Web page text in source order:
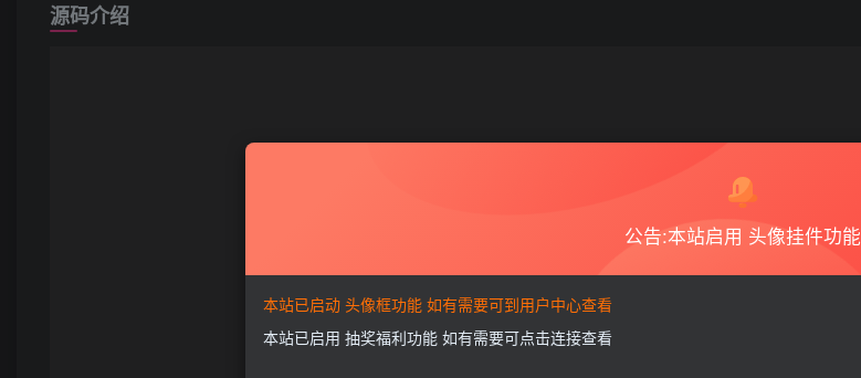
源码介绍
公告:本站启用 头像挂件功能
本站已启动 头像框功能 如有需要可到用户中心查看
本站已启用 抽奖福利功能 如有需要可点击连接查看